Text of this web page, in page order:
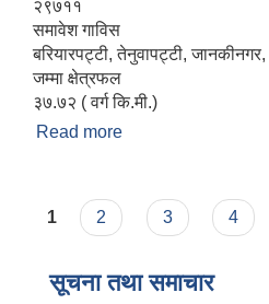
२९७११
समावेश गाविस
बरियारपट्टी, तेनुवापट्टी,
जम्मा क्षेत्रफल
३७.७२ ( वर्ग कि.मी.)
Read more
Pages
1 2 3 4
सूचना तथा समाचार